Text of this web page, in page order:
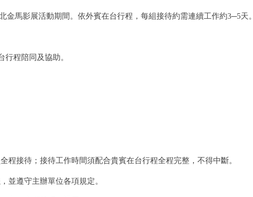
金馬影展活動期間。依外賓在台行程，每組接待約需連續工作約3─5天。
程陪同及協助。
程接待；接待工作時間須配合貴賓在台行程全程完整，不得中斷。
並遵守主辦單位各項規定。